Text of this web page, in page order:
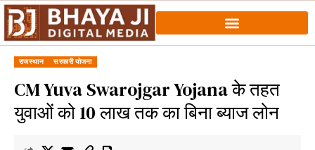
राजस्थान सरकारी योजना
CM Yuva Swarojgar Yojana के तहत
युवाओं को 10 लाख तक का बिना ब्याज लोन